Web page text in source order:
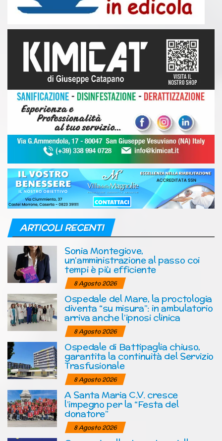
ARTICOLI RECENTI
Sonia Montegiove,
un’amministrazione al passo coi
tempi è più efficiente
8 Agosto 2026
Ospedale del Mare, la proctologia
diventa “su misura”: in ambulatorio
arriva anche l’ipnosi clinica
8 Agosto 2026
Ospedale di Battipaglia chiuso,
garantita la continuità del Servizio
Trasfusionale
8 Agosto 2026
A Santa Maria C.V. cresce
l’impegno per la “Festa del
donatore”
8 Agosto 2026